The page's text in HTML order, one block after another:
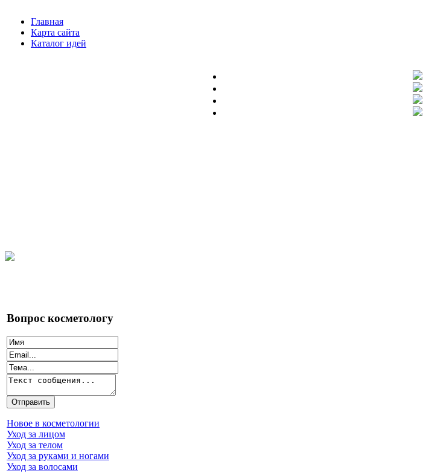
Главная
Карта сайта
Каталог идей
Вопрос косметологу
Новое в косметологии
Уход за лицом
Уход за телом
Уход за руками и ногами
Уход за волосами